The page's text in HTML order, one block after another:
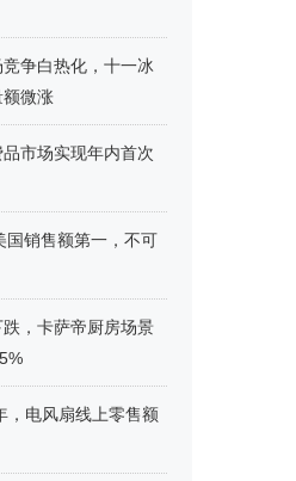
竞争白热化，十一冰
微涨
市场实现年内首次
国销售额第一，不可
，卡萨帝厨房场景
，电风扇线上零售额